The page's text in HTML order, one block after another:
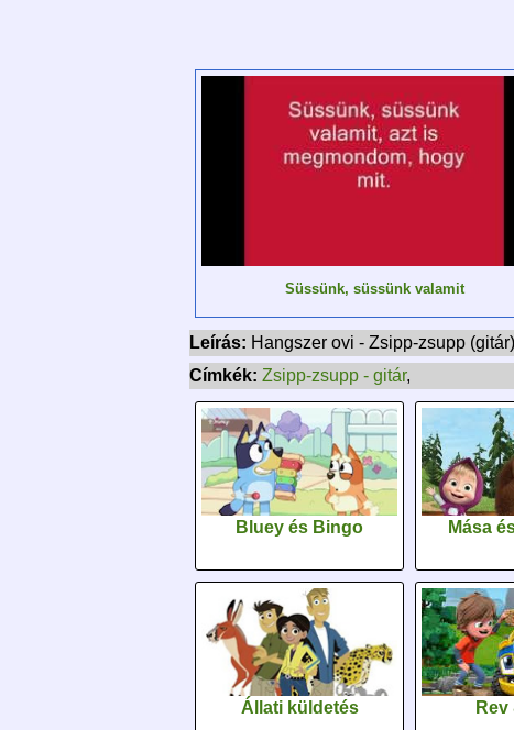
Süssünk, süssünk valamit
Leírás: Hangszer ovi - Zsipp-zsupp (gitár)
Címkék: Zsipp-zsupp - gitár,
Bluey és Bingo Mása
Állati küldetés Rev